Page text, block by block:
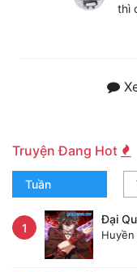
thì
Truyện Đang Hot
Tuần
1
Đại